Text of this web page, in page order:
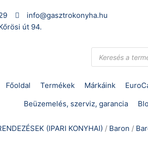
info@gasztrokonyha.hu
út 94.
Products
search
Főoldal Termékek Márkáink
Beüzemelés, szerviz, garancia
(IPARI KONYHAI) / Baron /